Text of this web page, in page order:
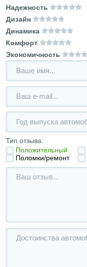
Надежность
Дизайн
Динамика
Комфорт
Экономичность
Тип отзыва:
Положительный
Поломки/ремонт